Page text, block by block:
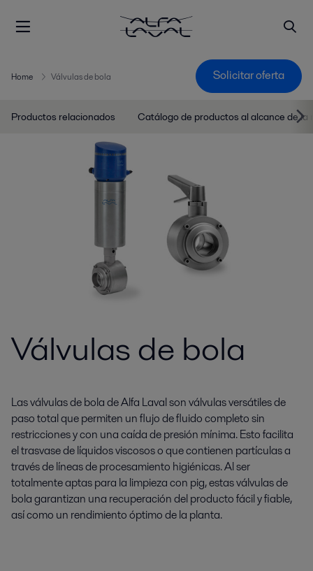
Home Válvulas de bola Solicitar oferta
Productos relacionados Catálogo de productos al alcance de la
Válvulas de bola
Las válvulas de bola de Alfa Laval son válvulas versátiles de
paso total que permiten un flujo de fluido completo sin
restricciones y con una caída de presión mínima. Esto facilita
el trasvase de líquidos viscosos o que contienen partículas a
través de líneas de procesamiento higiénicas. Al ser
totalmente aptas para la limpieza con pig, estas válvulas de
bola garantizan una recuperación del producto fácil y fiable,
así como un rendimiento óptimo de la planta.